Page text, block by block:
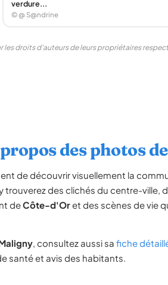
verdure...
© @ S@ndrine
les droits d'auteurs de leurs propriétaires
des photos
de découvrir visuellement la
trouverez des clichés du centre-ville,
deCôte-d'Oret des scènes de vie
, consultez aussi sa fiche
santé et avis des habitants.